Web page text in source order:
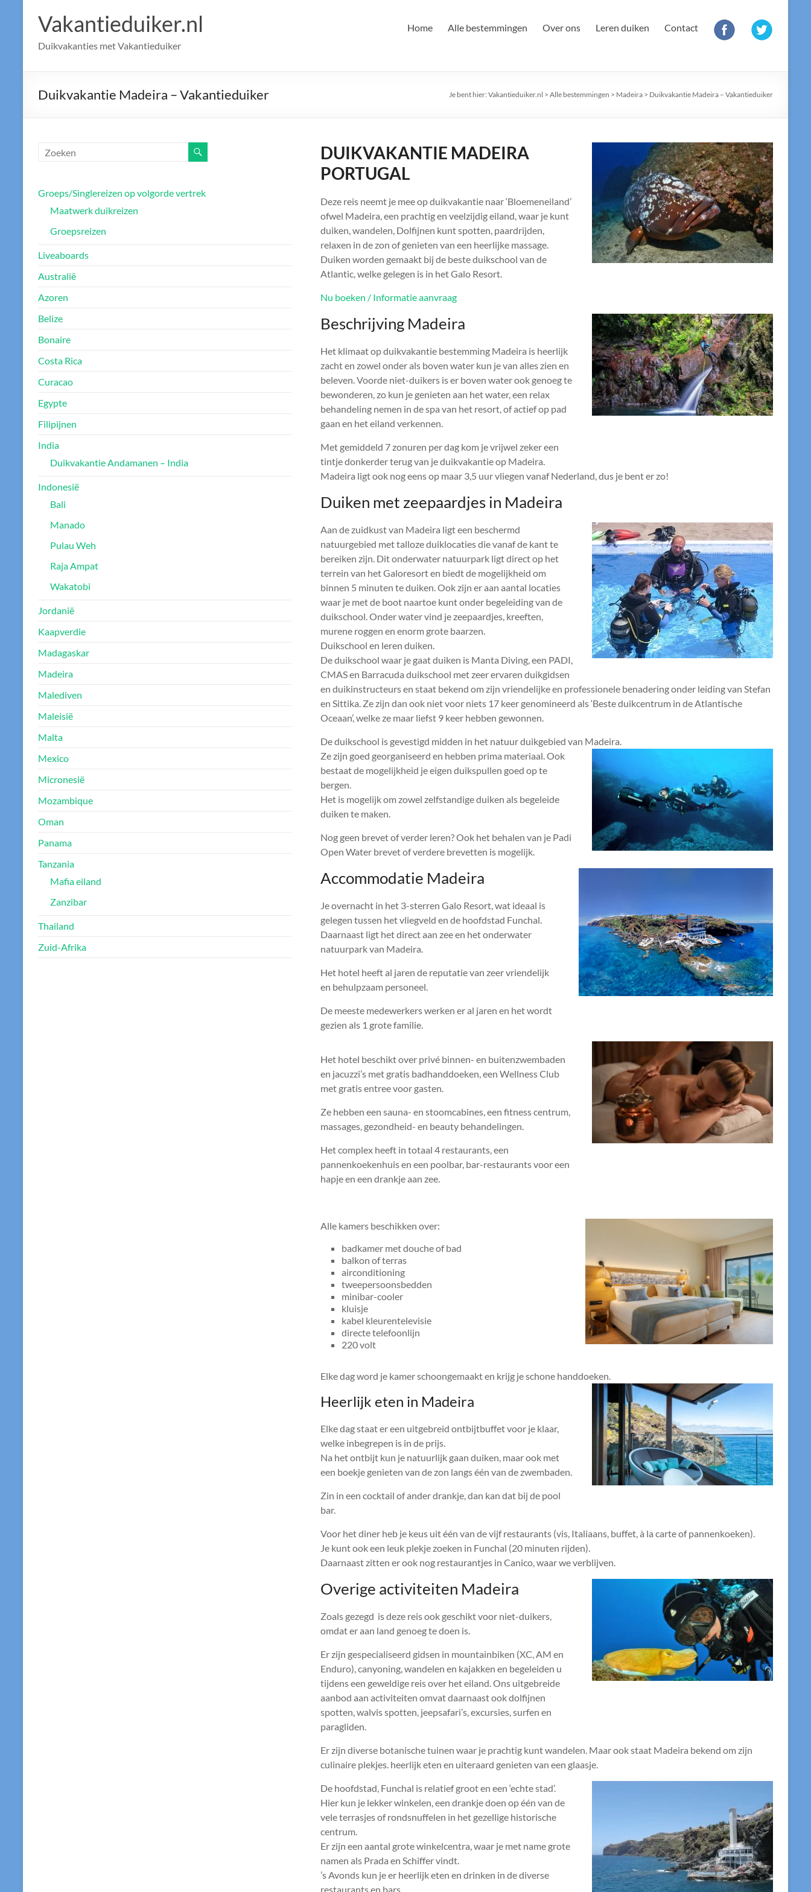
Vakantieduiker.nl
Duikvakanties met Vakantieduiker
Home Alle bestemmingen Over ons Leren duiken Contact
F
b
k
T
t
Duikvakantie Madeira – Vakantieduiker Je bent hier: Vakantieduiker.nl > Alle bestemmingen > Madeira > Duikvakantie Madeira – Vakantieduiker
DUIKVAKANTIE MADEIRA
PORTUGAL
Deze reis neemt je mee op duikvakantie naar ‘Bloemeneiland’
ofwel Madeira, een prachtig en veelzijdig eiland, waar je kunt
duiken, wandelen, Dolfijnen kunt spotten, paardrijden,
relaxen in de zon of genieten van een heerlijke massage.
Duiken worden gemaakt bij de beste duikschool van de
Atlantic, welke gelegen is in het Galo Resort.
Nu boeken / Informatie aanvraag
Beschrijving Madeira
Het klimaat op duikvakantie bestemming Madeira is heerlijk
zacht en zowel onder als boven water kun je van alles zien en
beleven. Voorde niet-duikers is er boven water ook genoeg te
bewonderen, zo kun je genieten aan het water, een relax
behandeling nemen in de spa van het resort, of actief op pad
gaan en het eiland verkennen.
Met gemiddeld 7 zonuren per dag kom je vrijwel zeker een
tintje donkerder terug van je duikvakantie op Madeira.
Madeira ligt ook nog eens op maar 3,5 uur vliegen vanaf Nederland, dus je bent er zo!
Duiken met zeepaardjes in Madeira
Aan de zuidkust van Madeira ligt een beschermd
natuurgebied met talloze duiklocaties die vanaf de kant te
bereiken zijn. Dit onderwater natuurpark ligt direct op het
terrein van het Galoresort en biedt de mogelijkheid om
binnen 5 minuten te duiken. Ook zijn er aan aantal locaties
waar je met de boot naartoe kunt onder begeleiding van de
duikschool. Onder water vind je zeepaardjes, kreeften,
murene roggen en enorm grote baarzen.
Duikschool en leren duiken.
De duikschool waar je gaat duiken is Manta Diving, een PADI,
CMAS en Barracuda duikschool met zeer ervaren duikgidsen
en duikinstructeurs en staat bekend om zijn vriendelijke en professionele benadering onder leiding van Stefan
en Sittika. Ze zijn dan ook niet voor niets 17 keer genomineerd als ‘Beste duikcentrum in de Atlantische
Oceaan’, welke ze maar liefst 9 keer hebben gewonnen.
De duikschool is gevestigd midden in het natuur duikgebied van Madeira.
Ze zijn goed georganiseerd en hebben prima materiaal. Ook
bestaat de mogelijkheid je eigen duikspullen goed op te
bergen.
Het is mogelijk om zowel zelfstandige duiken als begeleide
duiken te maken.
Nog geen brevet of verder leren? Ook het behalen van je Padi
Open Water brevet of verdere brevetten is mogelijk.
Accommodatie Madeira
Je overnacht in het 3-sterren Galo Resort, wat ideaal is
gelegen tussen het vliegveld en de hoofdstad Funchal.
Daarnaast ligt het direct aan zee en het onderwater
natuurpark van Madeira.
Het hotel heeft al jaren de reputatie van zeer vriendelijk
en behulpzaam personeel.
De meeste medewerkers werken er al jaren en het wordt
gezien als 1 grote familie.
Het hotel beschikt over privé binnen- en buitenzwembaden
en jacuzzi’s met gratis badhanddoeken, een Wellness Club
met gratis entree voor gasten.
Ze hebben een sauna- en stoomcabines, een fitness centrum,
massages, gezondheid- en beauty behandelingen.
Het complex heeft in totaal 4 restaurants, een
pannenkoekenhuis en een poolbar, bar-restaurants voor een
hapje en een drankje aan zee.
Alle kamers beschikken over:
badkamer met douche of bad
balkon of terras
airconditioning
tweepersoonsbedden
minibar-cooler
kluisje
kabel kleurentelevisie
directe telefoonlijn
220 volt
Elke dag word je kamer schoongemaakt en krijg je schone handdoeken.
Heerlijk eten in Madeira
Elke dag staat er een uitgebreid ontbijtbuffet voor je klaar,
welke inbegrepen is in de prijs.
Na het ontbijt kun je natuurlijk gaan duiken, maar ook met
een boekje genieten van de zon langs één van de zwembaden.
Zin in een cocktail of ander drankje, dan kan dat bij de pool
bar.
Voor het diner heb je keus uit één van de vijf restaurants (vis, Italiaans, buffet, à la carte of pannenkoeken).
Je kunt ook een leuk plekje zoeken in Funchal (20 minuten rijden).
Daarnaast zitten er ook nog restaurantjes in Canico, waar we verblijven.
Overige activiteiten Madeira
Zoals gezegd is deze reis ook geschikt voor niet-duikers,
omdat er aan land genoeg te doen is.
Er zijn gespecialiseerd gidsen in mountainbiken (XC, AM en
Enduro), canyoning, wandelen en kajakken en begeleiden u
tijdens een geweldige reis over het eiland. Ons uitgebreide
aanbod aan activiteiten omvat daarnaast ook dolfijnen
spotten, walvis spotten, jeepsafari’s, excursies, surfen en
paragliden.
Er zijn diverse botanische tuinen waar je prachtig kunt wandelen. Maar ook staat Madeira bekend om zijn
culinaire plekjes. heerlijk eten en uiteraard genieten van een glaasje.
De hoofdstad, Funchal is relatief groot en een ‘echte stad’.
Hier kun je lekker winkelen, een drankje doen op één van de
vele terrasjes of rondsnuffelen in het gezellige historische
centrum.
Er zijn een aantal grote winkelcentra, waar je met name grote
namen als Prada en Schiffer vindt.
’s Avonds kun je er heerlijk eten en drinken in de diverse
restaurants en bars.
Groeps/Singlereizen op volgorde vertrek
Maatwerk duikreizen
Groepsreizen
Liveaboards
Australië
Azoren
Belize
Bonaire
Costa Rica
Curacao
Egypte
Filipijnen
India
Duikvakantie Andamanen – India
Indonesië
Bali
Manado
Pulau Weh
Raja Ampat
Wakatobi
Jordanië
Kaapverdie
Madagaskar
Madeira
Malediven
Maleisië
Malta
Mexico
Micronesië
Mozambique
Oman
Panama
Tanzania
Mafia eiland
Zanzibar
Thailand
Zuid-Afrika